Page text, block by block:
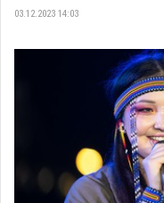
03.12.2023 14:03